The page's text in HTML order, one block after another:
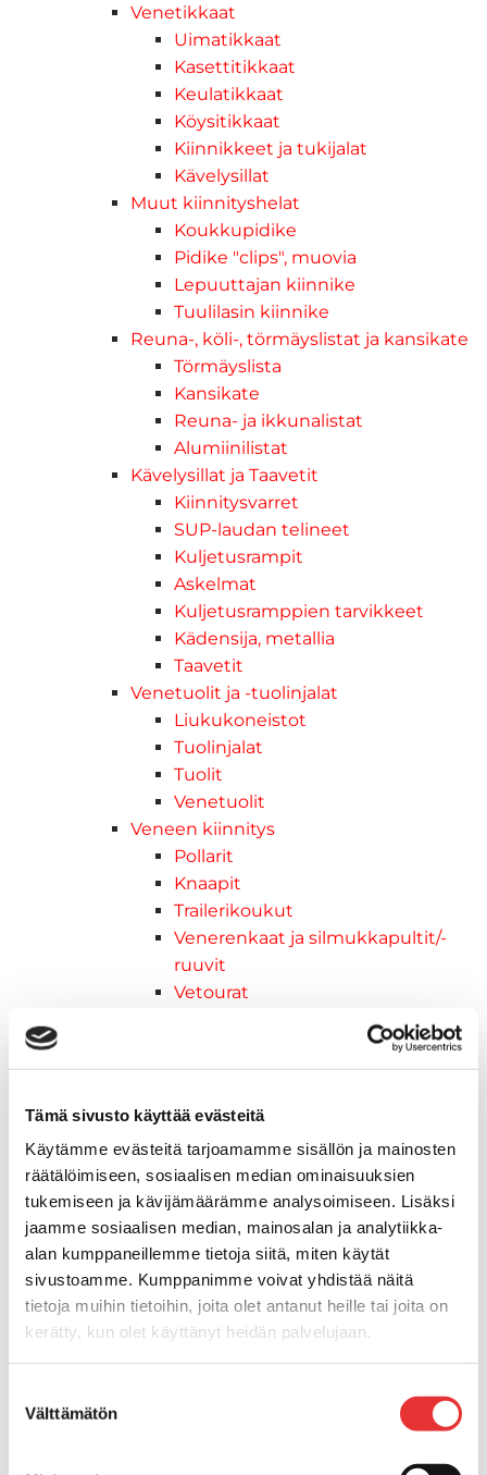
Tämä sivusto käyttää evästeitä
Käytämme evästeitä tarjoamamme sisällön ja mainosten
räätälöimiseen, sosiaalisen median ominaisuuksien
tukemiseen ja kävijämäärämme analysoimiseen. Lisäksi
jaamme sosiaalisen median, mainosalan ja analytiikka-
alan kumppaneillemme tietoja siitä, miten käytät
sivustoamme. Kumppanimme voivat yhdistää näitä
tietoja muihin tietoihin, joita olet antanut heille tai joita on
kerätty, kun olet käyttänyt heidän palvelujaan.
valinta
Välttämätön
Venetikkaat
Uimatikkaat
Kasettitikkaat
Keulatikkaat
Köysitikkaat
Kiinnikkeet ja tukijalat
Kävelysillat
Muut kiinnityshelat
Koukkupidike
Pidike "clips", muovia
Lepuuttajan kiinnike
Tuulilasin kiinnike
Reuna-, köli-, törmäyslistat ja kansikate
Törmäyslista
Kansikate
Reuna- ja ikkunalistat
Alumiinilistat
Kävelysillat ja Taavetit
Kiinnitysvarret
SUP-laudan telineet
Kuljetusrampit
Askelmat
Kuljetusramppien tarvikkeet
Kädensija, metallia
Taavetit
Venetuolit ja -tuolinjalat
Liukukoneistot
Tuolinjalat
Tuolit
Venetuolit
Veneen kiinnitys
Pollarit
Knaapit
Trailerikoukut
Venerenkaat ja silmukkapultit/-
ruuvit
Vetourat
Kansiruuvikkeiden varaosat
Polttoaine
Kansiruuvikkeitten varaosat
Makea vesi
Keula- ja uimatasot
Uimatasot
Keulatasot
Hankaimet
Galvanoitu
Messinki/kromattu